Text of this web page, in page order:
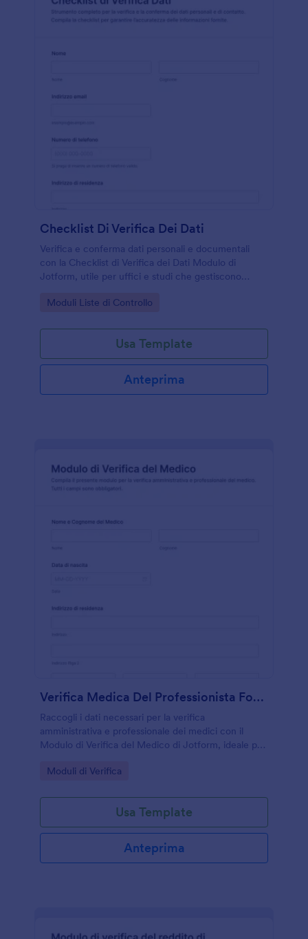
Checklist Di Verifica Dei Dati
Verifica e conferma dati personali e documentali
con la Checklist di Verifica dei Dati Modulo di
Jotform, utile per uffici e studi che gestiscono
risposta online.
Go to Category:
Moduli Liste di Controllo
Usa Template
Anteprima
Verifica Medica Del Professionista Form
Raccogli i dati necessari per la verifica
amministrativa e professionale dei medici con il
Modulo di Verifica del Medico di Jotform, ideale per
gestiscono richieste e archiviazione delle risposte
Go to Category:
Moduli di Verifica
Usa Template
Anteprima